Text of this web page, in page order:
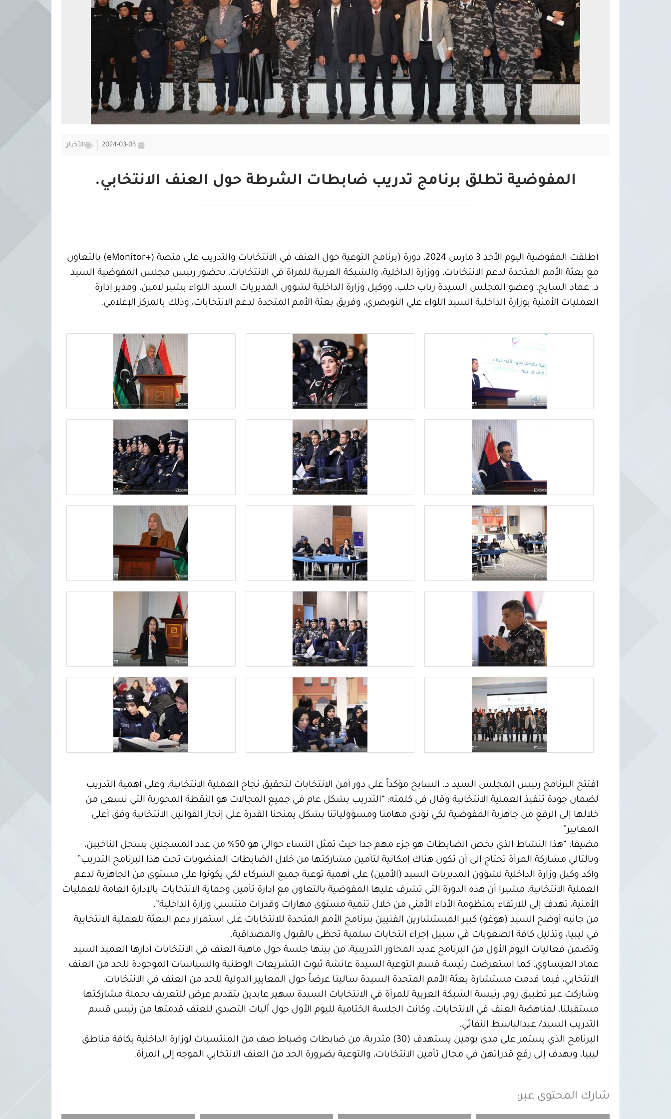
2024-03-03 الأخبار
المفوضية تطلق برنامج تدريب ضابطات الشرطة حول العنف الانتخابي.
أطلقت المفوضية اليوم الأحد 3 مارس 2024، دورة (برنامج التوعية حول العنف في الانتخابات والتدريب على منصة (+eMonitor) بالتعاون
مع بعثة الأمم المتحدة لدعم الانتخابات، ووزارة الداخلية، والشبكة العربية للمرأة في الانتخابات، بحضور رئيس مجلس المفوضية السيد
د. عماد السايح، وعضو المجلس السيدة رباب حلب، ووكيل وزارة الداخلية لشؤون المديريات السيد اللواء بشير لامين، ومدير إدارة
العمليات الأمنية بوزارة الداخلية السيد اللواء علي النويصري، وفريق بعثة الأمم المتحدة لدعم الانتخابات، وذلك بالمركز الإعلامي.
افتتح البرنامج رئيس المجلس السيد د. السايح مؤكداً على دور أمن الانتخابات لتحقيق نجاح العملية الانتخابية، وعلى أهمية التدريب
لضمان جودة تنفيذ العملية الانتخابية وقال في كلمته: “التدريب بشكل عام في جميع المجالات هو النقطة المحورية التي نسعى من
خلالها إلى الرفع من جاهزية المفوضية لكي نؤدي مهامنا ومسؤولياتنا بشكل يمنحنا القدرة على إنجاز القوانين الانتخابية وفق أعلى
المعايير”
مضيفا: “هذا النشاط الذي يخص الضابطات هو جزء مهم جدا حيث تمثل النساء حوالي هو 50% من عدد المسجلين بسجل الناخبين،
وبالتالي مشاركة المرأة تحتاج إلى أن تكون هناك إمكانية لتأمين مشاركتها من خلال الضابطات المنضويات تحت هذا البرنامج التدريب”
وأكد وكيل وزارة الداخلية لشؤون المديريات السيد (الأمين) على أهمية توعية جميع الشركاء لكي يكونوا على مستوى من الجاهزية لدعم
العملية الانتخابية، مشيرا أن هذه الدورة التي تشرف عليها المفوضية بالتعاون مع إدارة تأمين وحماية الانتخابات بالإدارة العامة للعمليات
الأمنية، تهدف إلى للارتقاء بمنظومة الأداء الأمني من خلال تنمية مستوى مهارات وقدرات منتسبي وزارة الداخلية”.
من جانبه أوضح السيد (هوغو) كبير المستشارين الفنيين ببرنامج الأمم المتحدة للانتخابات على استمرار دعم البعثة للعملية الانتخابية
في ليبيا، وتذليل كافة الصعوبات في سبيل إجراء انتخابات سلمية تحظى بالقبول والمصداقية.
وتضمن فعاليات اليوم الأول من البرنامج عديد المحاور التدريبية، من بينها جلسة حول ماهية العنف في الانتخابات أدارها العميد السيد
عماد العيساوي، كما استعرضت رئيسة قسم التوعية السيدة عائشة ثبوت التشريعات الوطنية والسياسات الموجودة للحد من العنف
الانتخابي، فيما قدمت مستشارة بعثة الأمم المتحدة السيدة سالينا عرضاً حول المعايير الدولية للحد من العنف في الانتخابات.
وشاركت عبر تطبيق زوم، رئيسة الشبكة العربية للمرأة في الانتخابات السيدة سهير عابدين بتقديم عرض للتعريف بحملة مشاركتها
مستقبلنا، لمناهضة العنف في الانتخابات، وكانت الجلسة الختامية لليوم الأول حول آليات التصدي للعنف قدمتها من رئيس قسم
التدريب السيد/ عبدالباسط النفاثي.
البرنامج الذي يستمر على مدى يومين يستهدف (30) متدربة، من ضابطات وضباط صف من المنتسبات لوزارة الداخلية بكافة مناطق
ليبيا، ويهدف إلى رفع قدراتهن في مجال تأمين الانتخابات، والتوعية بضرورة الحد من العنف الانتخابي الموجه إلى المرأة.
شارك المحتوى عبر: